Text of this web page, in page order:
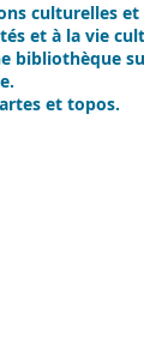
culturelles
et à la vie
bibliothèque
et topos.